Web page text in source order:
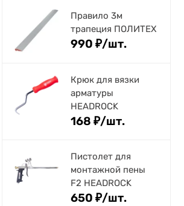
Правило 3м
трапеция ПОЛИТЕХ
990 ₽/шт.
Крюк для вязки
арматуры
HEADROCK
168 ₽/шт.
Пистолет для
монтажной пены
F2 HEADROCK
650 ₽/шт.